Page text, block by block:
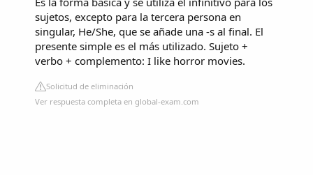
sujetos, excepto para la tercera persona en
singular, He/She, que se añade una -s al final. El
presente simple es el más utilizado. Sujeto +
verbo + complemento: I like horror movies.
Solicitud de eliminación
Ver respuesta completa en global-exam.com